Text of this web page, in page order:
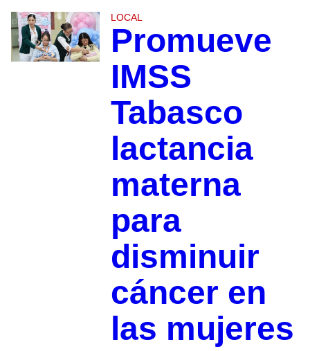
LOCAL
Promueve
IMSS
Tabasco
lactancia
materna
para
disminuir
cáncer en
las mujeres